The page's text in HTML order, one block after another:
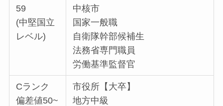
59
(中堅国立
レベル)
中核市
国家一般職
自衛隊幹部候補生
法務省専門職員
労働基準監督官
Cランク
偏差値50~
市役所【大卒】
地方中級